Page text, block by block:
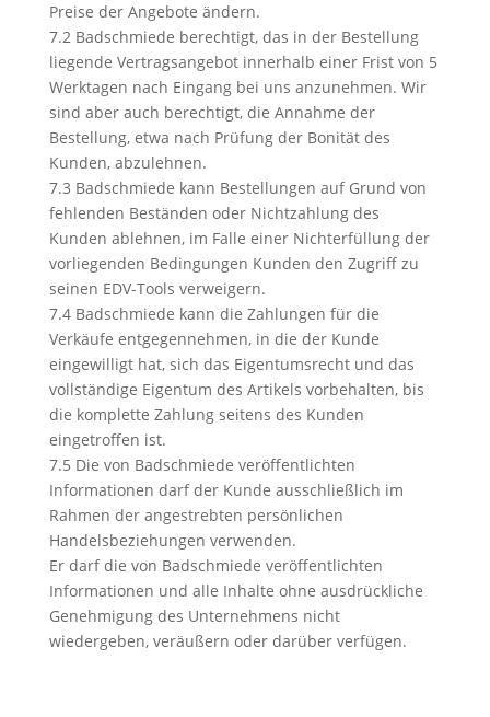
Preise der Angebote ändern.
7.2 Badschmiede berechtigt, das in der Bestellung
liegende Vertragsangebot innerhalb einer Frist von 5
Werktagen nach Eingang bei uns anzunehmen. Wir
sind aber auch berechtigt, die Annahme der
Bestellung, etwa nach Prüfung der Bonität des
Kunden, abzulehnen.
7.3 Badschmiede kann Bestellungen auf Grund von
fehlenden Beständen oder Nichtzahlung des
Kunden ablehnen, im Falle einer Nichterfüllung der
vorliegenden Bedingungen Kunden den Zugriff zu
seinen EDV-Tools verweigern.
7.4 Badschmiede kann die Zahlungen für die
Verkäufe entgegennehmen, in die der Kunde
eingewilligt hat, sich das Eigentumsrecht und das
vollständige Eigentum des Artikels vorbehalten, bis
die komplette Zahlung seitens des Kunden
eingetroffen ist.
7.5 Die von Badschmiede veröffentlichten
Informationen darf der Kunde ausschließlich im
Rahmen der angestrebten persönlichen
Handelsbeziehungen verwenden.
Er darf die von Badschmiede veröffentlichten
Informationen und alle Inhalte ohne ausdrückliche
Genehmigung des Unternehmens nicht
wiedergeben, veräußern oder darüber verfügen.